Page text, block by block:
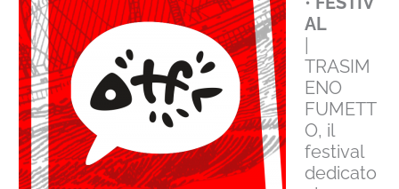
AL
TRASIM
ENO
FUMETT
O, il
festival
dedicato